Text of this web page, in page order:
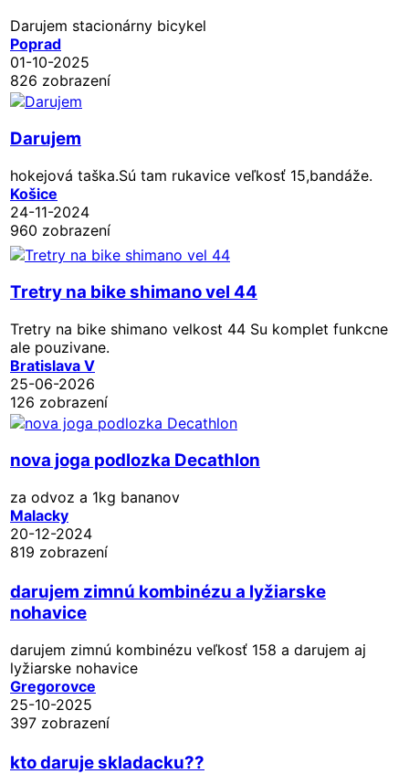
Darujem stacionárny bicykel
Poprad
01-10-2025
826 zobrazení
Darujem
hokejová taška.Sú tam rukavice veľkosť 15,bandáže.
Košice
24-11-2024
960 zobrazení
Tretry na bike shimano vel 44
Tretry na bike shimano velkost 44 Su komplet funkcne
ale pouzivane.
Bratislava V
25-06-2026
126 zobrazení
nova joga podlozka Decathlon
za odvoz a 1kg bananov
Malacky
20-12-2024
819 zobrazení
darujem zimnú kombinézu a lyžiarske
nohavice
darujem zimnú kombinézu veľkosť 158 a darujem aj
lyžiarske nohavice
Gregorovce
25-10-2025
397 zobrazení
kto daruje skladacku??